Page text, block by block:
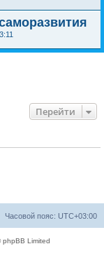
Перейти
Часовой пояс: UTC+03:00
Limited